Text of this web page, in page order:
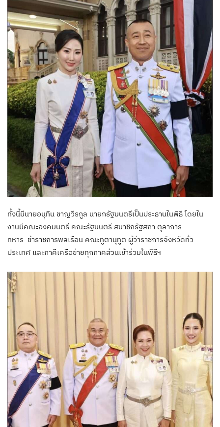
ทั้งนี้มีนายอนุทิน ชาญวีรกูล นายกรัฐมนตรีเป็นประธานในพิธี โดยใน
งานมีคณะองคมนตรี คณะรัฐมนตรี สมาชิกรัฐสภา ตุลาการ
ทหาร ข้าราชการพลเรือน คณะทูตานุทูต ผู้ว่าราชการจังหวัดทั่ว
ประเทศ และภาคีเครือข่ายทุกภาคส่วนเข้าร่วมในพิธีฯ